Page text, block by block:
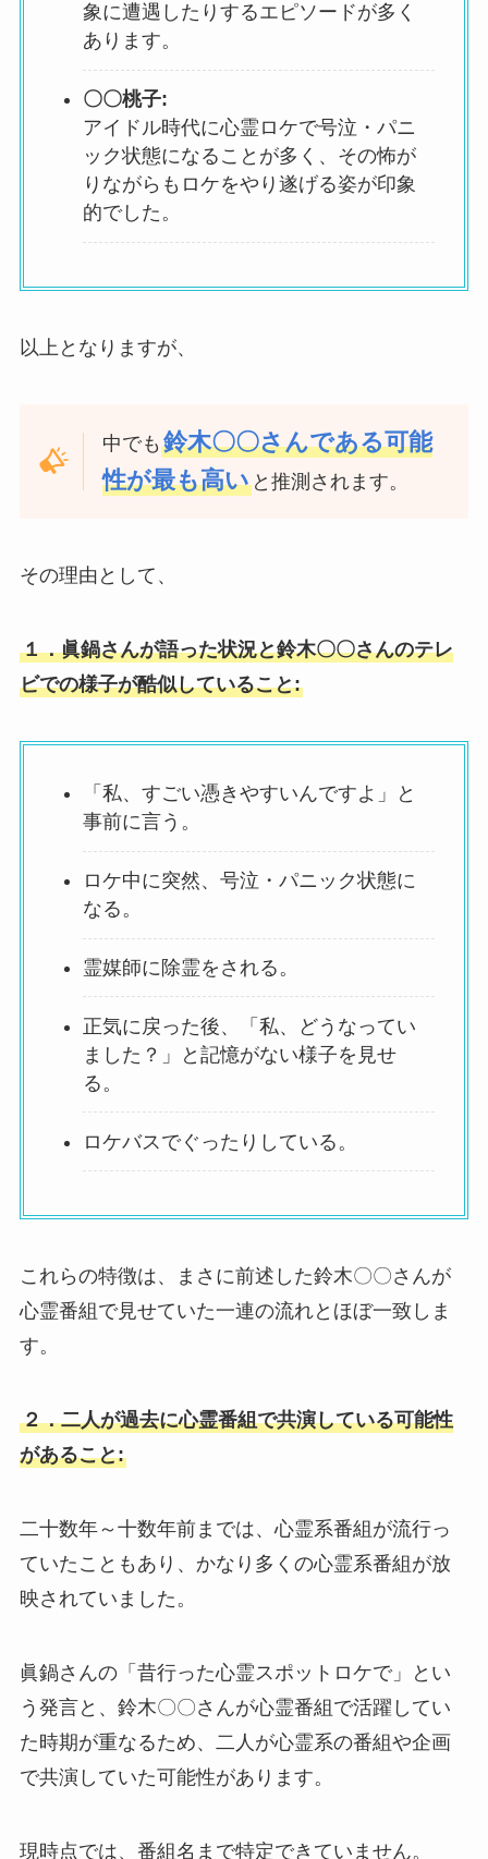
象に遭遇したりするエピソードが多く
あります。
〇〇桃子:
アイドル時代に心霊ロケで号泣・パニ
ック状態になることが多く、その怖が
りながらもロケをやり遂げる姿が印象
的でした。
以上となりますが、
中でも鈴木〇〇さんである可能
性が最も高い と推測されます。
その理由として、
１．眞鍋さんが語った状況と鈴木〇〇さんのテレ
ビでの様子が酷似していること:
「私、すごい憑きやすいんですよ」と
事前に言う。
ロケ中に突然、号泣・パニック状態に
なる。
霊媒師に除霊をされる。
正気に戻った後、「私、どうなってい
ました？」と記憶がない様子を見せ
る。
ロケバスでぐったりしている。
これらの特徴は、まさに前述した鈴木〇〇さんが
心霊番組で見せていた一連の流れとほぼ一致しま
す。
２．二人が過去に心霊番組で共演している可能性
があること:
二十数年～十数年前までは、心霊系番組が流行っ
ていたこともあり、かなり多くの心霊系番組が放
映されていました。
眞鍋さんの「昔行った心霊スポットロケで」とい
う発言と、鈴木〇〇さんが心霊番組で活躍してい
た時期が重なるため、二人が心霊系の番組や企画
で共演していた可能性があります。
現時点では、番組名まで特定できていません。